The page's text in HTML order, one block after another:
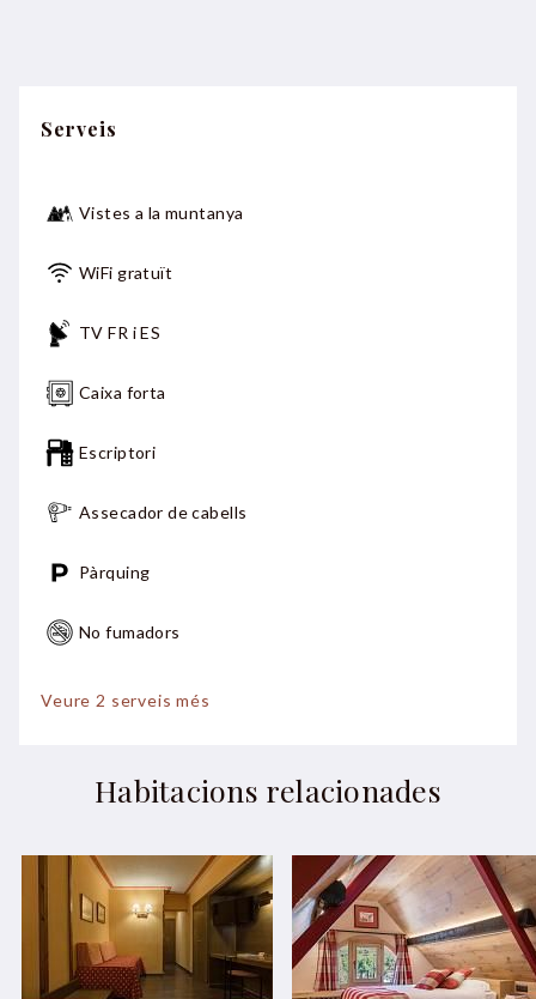
Serveis
Vistes a la muntanya
WiFi gratuït
TV FR i ES
Caixa forta
Escriptori
Assecador de cabells
Pàrquing
No fumadors
Veure 2 serveis més
No s'admeten mascotes
Habitacions relacionades